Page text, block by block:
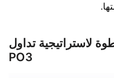
لاستراتيجية تداول
PO3